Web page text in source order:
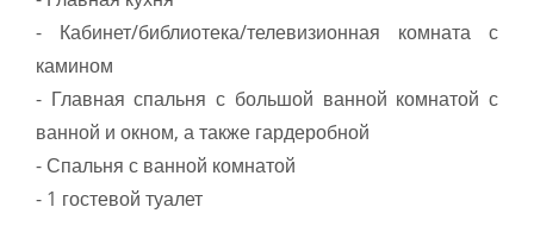
- Кабинет/библиотека/телевизионная комната с
камином
- Главная спальня с большой ванной комнатой с
ванной и окном, а также гардеробной
- Спальня с ванной комнатой
- 1 гостевой туалет